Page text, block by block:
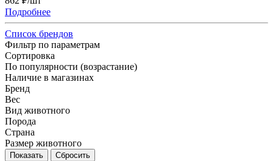
Подробнее
Список брендов
Фильтр по параметрам
Сортировка
По популярности (возрастание)
Наличие в магазинах
Бренд
Вес
Вид животного
Порода
Страна
Размер животного
Сбросить